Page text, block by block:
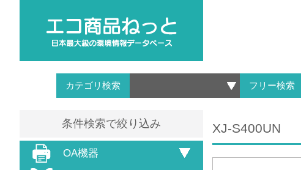
カテゴリ検索 フリー検索
条件検索で絞り込み
OA機器
XJ-S400UN